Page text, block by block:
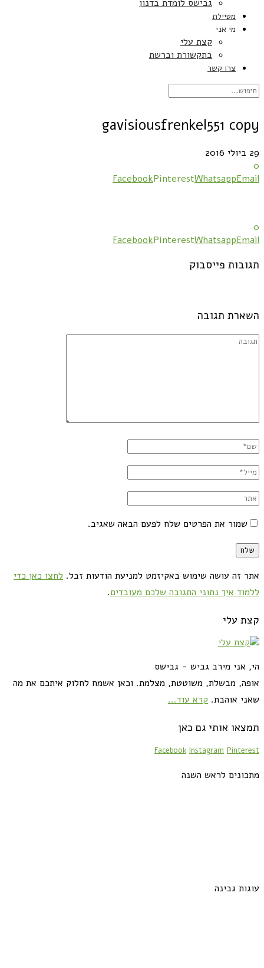
גבישס לומדת בדנון
מטיילת
מי אני
קצת עלי
בתקשורת וברשת
צרו קשר
gavisiousfrenkel551 copy
29 ביולי 2016
0
FacebookPinterestWhatsappEmail
0
FacebookPinterestWhatsappEmail
תגובות פייסבוק
השארת תגובה
שמור את הפרטים שלח לפעם הבאה שאגיב.
אתר זה עושה שימוש באקיזמט למניעת הודעות זבל. לחצו כאן כדי
ללמוד איך נתוני התגובה שלכם מעובדים.
קצת עלי
הי, אני מירב גביש - גבישס
אופה, מבשלת, משוטטת, מצלמת. וכאן אשמח לחלוק איתכם את מה
שאני אוהבת. קרא עוד...
תמצאו אותי גם כאן
Facebook Instagram Pinterest
מתכונים לראש השנה
עוגות גבינה